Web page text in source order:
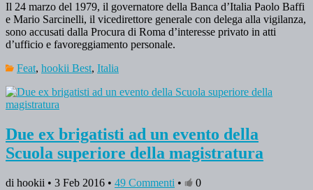
Il 24 marzo del 1979, il governatore della Banca d’Italia Paolo Baffi
e Mario Sarcinelli, il vicedirettore generale con delega alla vigilanza,
sono accusati dalla Procura di Roma d’interesse privato in atti
d’ufficio e favoreggiamento personale.
Feat, hookii Best, Italia
Due ex brigatisti ad un evento della
Scuola superiore della magistratura
di hookii • 3 Feb 2016 • 49 Commenti •
0